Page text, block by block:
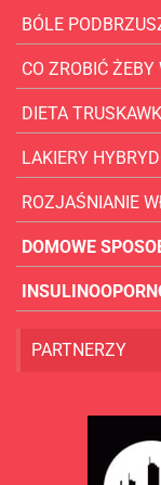
BÓLE
CO ZROBIĆ
DIETA
LAKIERY
ROZJAŚNIANIE
DOMOWE
PARTNERZY